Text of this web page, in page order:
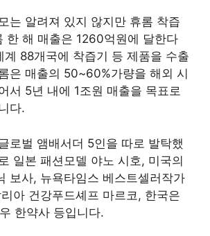
는 알려져 있지 않지만 휴롬 착즙
한 해 매출은 1260억원에 달한다
계 88개국에 착즙기 등 제품을 수출
은 매출의 50~60%가량을 해외 시
서 5년 내에 1조원 매출을 목표로
다.
로벌 앰배서더 5인을 따로 발탁했
일본 패션모델 야노 시호, 미국의
보사, 뉴욕타임스 베스트셀러작가
아 건강푸드셰프 마르코, 한국은
한약사 등입니다.